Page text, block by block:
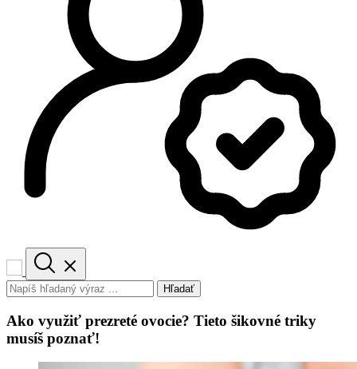
Hľadať
Ako využiť prezreté ovocie? Tieto šikovné triky
musíš poznať!